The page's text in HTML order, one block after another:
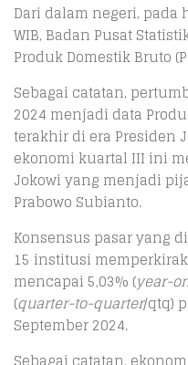
Dari dalam negeri,
WIB, Badan Pusat
Produk Domestik Bruto
Sebagai catatan,
2024 menjadi data
terakhir di era Presiden
ekonomi kuartal III ini
Jokowi yang menjadi
Prabowo Subianto.
Konsensus pasar yang
15 institusi
mencapai 5,03% (year-
(quarter-to-quarter/qtq)
September 2024.